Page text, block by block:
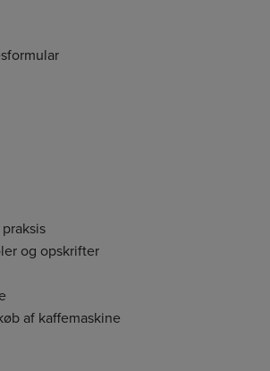
og opskrifter
af kaffemaskine